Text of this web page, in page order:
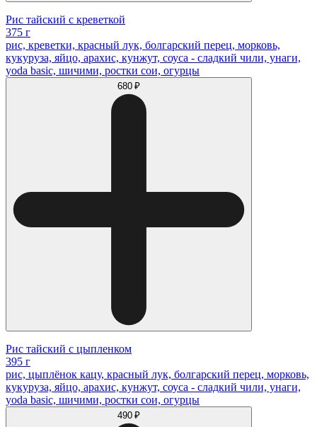
Рис тайский с креветкой
375 г
рис, креветки, красный лук, болгарский перец, морковь,
кукуруза, яйцо, арахис, кунжут, соуса - сладкий чили, унаги,
yoda basic, шичими, ростки сои, огурцы
680 ₽
Рис тайский с цыпленком
395 г
рис, цыплёнок кацу, красный лук, болгарский перец, морковь,
кукуруза, яйцо, арахис, кунжут, соуса - сладкий чили, унаги,
yoda basic, шичими, ростки сои, огурцы
490 ₽